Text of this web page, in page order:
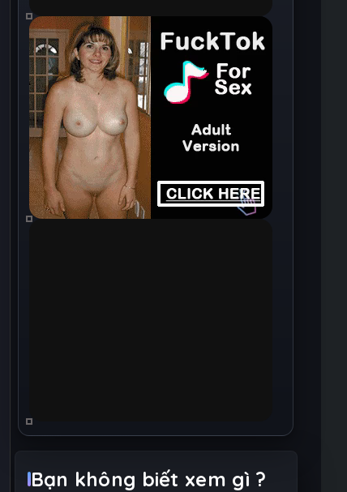
Bạn không biết xem gì ?